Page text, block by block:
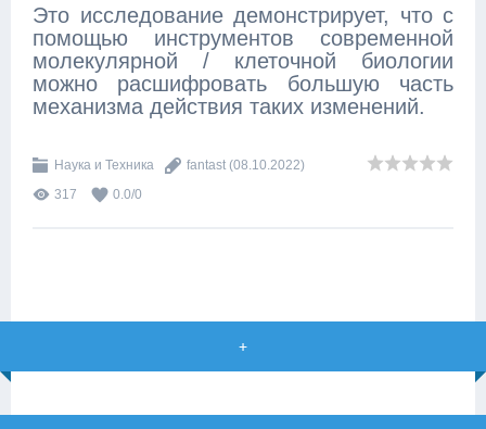
Это исследование демонстрирует, что с
помощью инструментов современной
молекулярной / клеточной биологии
можно расшифровать большую часть
механизма действия таких изменений.
Наука и Техника fantast (08.10.2022)
317
0.0/0
+